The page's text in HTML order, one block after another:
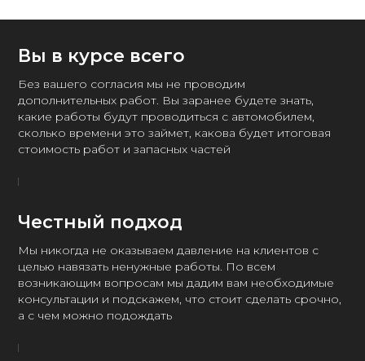
Вы в курсе всего
Без вашего согласия мы не проводим
дополнительных работ. Вы заранее будете знать,
какие работы будут проводиться с автомобилем,
сколько времени это займет, какова будет итоговая
стоимость работ и запасных частей
Честный подход
Мы никогда не оказываем давление на клиентов с
целью навязать ненужные работы. По всем
возникающим вопросам мы дадим вам необходимые
консультации и подскажем, что стоит сделать срочно,
а с чем можно подождать